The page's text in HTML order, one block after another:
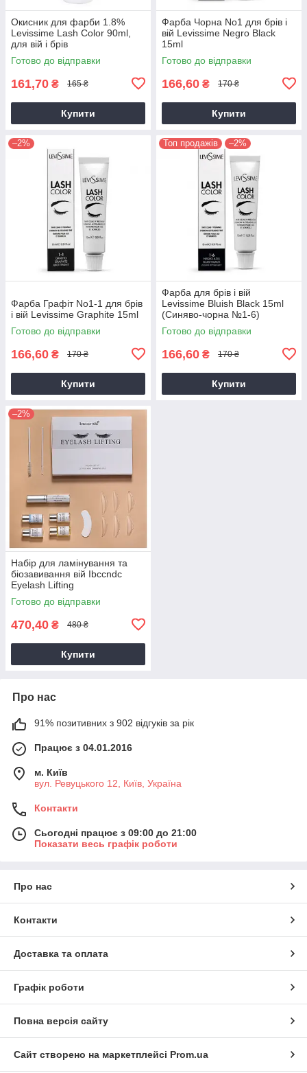
Окисник для фарби 1.8%
Levissime Lash Color 90ml,
для вій і брів
Готово до відправки
161,70 ₴ 165 ₴
Купити
Фарба Чорна No1 для брів і
вій Levissime Negro Black
15ml
Готово до відправки
166,60 ₴ 170 ₴
Купити
–2%
Фарба Графіт No1-1 для брів
і вій Levissime Graphite 15ml
Готово до відправки
166,60 ₴ 170 ₴
Купити
Топ продажів –2%
Фарба для брів і вій
Levissime Bluish Black 15ml
(Синяво-чорна №1-6)
Готово до відправки
166,60 ₴ 170 ₴
Купити
–2%
Набір для ламінування та
біозавивання вій Ibccndc
Eyelash Lifting
Готово до відправки
470,40 ₴ 480 ₴
Купити
Про нас
91% позитивних з 902 відгуків за рік
Працює з 04.01.2016
м. Київ
вул. Ревуцького 12, Київ, Україна
Контакти
Сьогодні працює з 09:00 до 21:00
Показати весь графік роботи
Про нас
Контакти
Доставка та оплата
Графік роботи
Повна версія сайту
Сайт створено на маркетплейсі Prom.ua